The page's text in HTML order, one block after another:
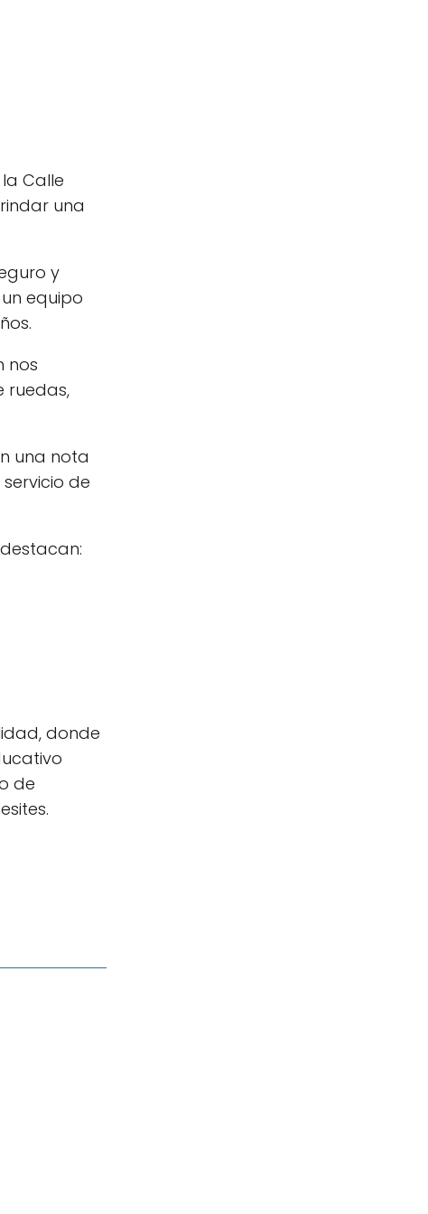
Calle
una
y
equipo
nos
ruedas,
una nota
de
donde
de